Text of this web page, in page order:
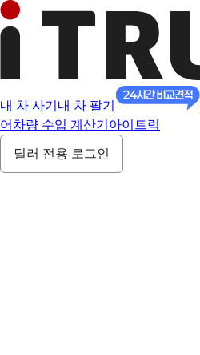
내 차 사기 내 차 팔기
어 차량 수입 계산기 아이트럭
딜러 전용 로그인